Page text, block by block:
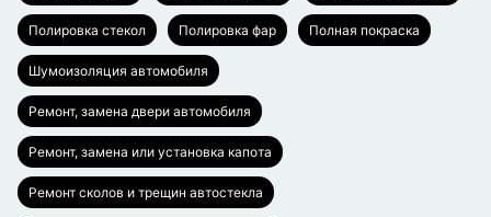
Полировка стекол Полировка фар Полная покраска
Шумоизоляция автомобиля
Ремонт, замена двери автомобиля
Ремонт, замена или установка капота
Ремонт сколов и трещин автостекла